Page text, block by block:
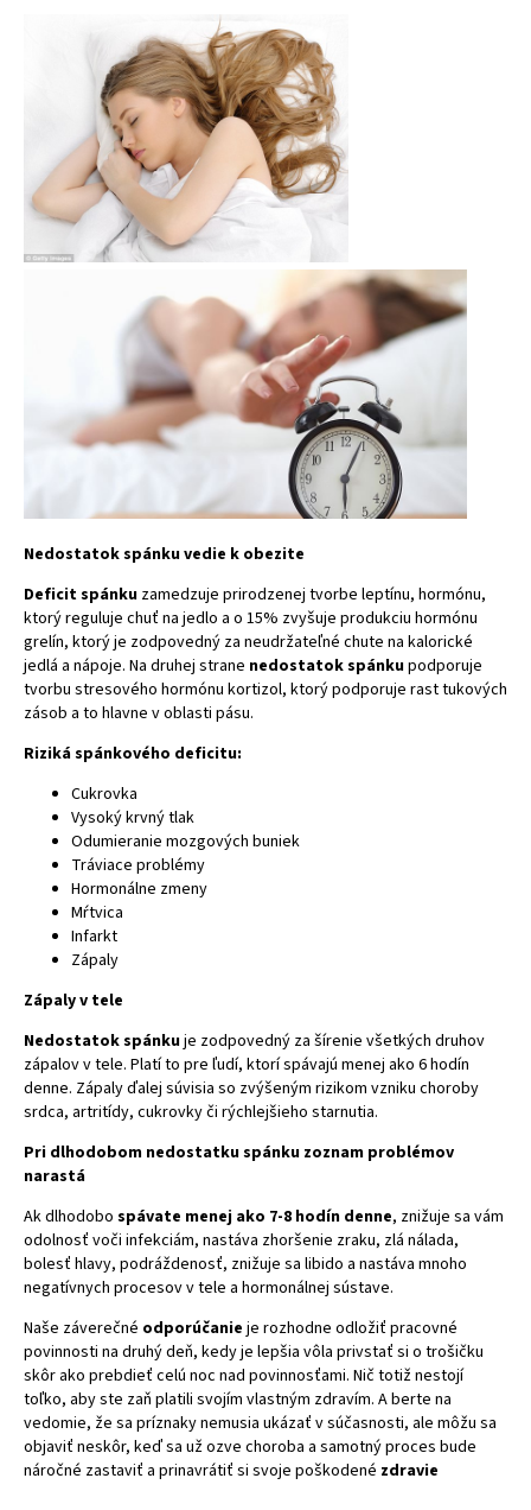
Nedostatok spánku vedie k obezite
Deficit spánku zamedzuje prirodzenej tvorbe leptínu, hormónu,
ktorý reguluje chuť na jedlo a o 15% zvyšuje produkciu hormónu
grelín, ktorý je zodpovedný za neudržateľné chute na kalorické
jedlá a nápoje. Na druhej strane nedostatok spánkupodporuje
tvorbu stresového hormónu kortizol, ktorý podporuje rast tukových
zásob a to hlavne v oblasti pásu.
Riziká spánkového deficitu:
Cukrovka
Vysoký krvný tlak
Odumieranie mozgových buniek
Tráviace problémy
Hormonálne zmeny
Mŕtvica
Infarkt
Zápaly
Zápaly v tele
Nedostatok spánkuje zodpovedný za šírenie všetkých druhov
zápalov v tele. Platí to pre ľudí, ktorí spávajú menej ako 6 hodín
denne. Zápaly ďalej súvisia so zvýšeným rizikom vzniku choroby
srdca, artritídy, cukrovky či rýchlejšieho starnutia.
Pri dlhodobom nedostatku spánku zoznam problémov
narastá
Ak dlhodobo spávate menej ako 7-8 hodín denne, znižuje sa vám
odolnosť voči infekciám, nastáva zhoršenie zraku, zlá nálada,
bolesť hlavy, podráždenosť, znižuje sa libido a nastáva mnoho
negatívnych procesov v tele a hormonálnej sústave.
Naše záverečné odporúčanie je rozhodne odložiť pracovné
povinnosti na druhý deň, kedy je lepšia vôla privstať si o trošičku
skôr ako prebdieť celú noc nad povinnosťami. Nič totiž nestojí
toľko, aby ste zaň platili svojím vlastným zdravím. A berte na
vedomie, že sa príznaky nemusia ukázať v súčasnosti, ale môžu sa
objaviť neskôr, keď sa už ozve choroba a samotný proces bude
náročné zastaviť a prinavrátiť si svoje poškodené zdravie